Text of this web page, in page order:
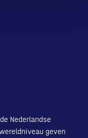
Nederlandse
geven